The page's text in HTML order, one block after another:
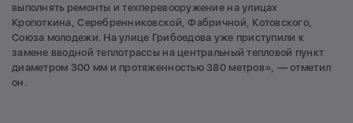
выполнять ремонты и техперевооружение на улицах
Кропоткина, Серебренниковской, Фабричной, Котовского,
Союза молодежи. На улице Грибоедова уже приступили к
замене вводной теплотрассы на центральный тепловой пункт
диаметром 300 мм и протяженностью 380 метров», — отметил
он.